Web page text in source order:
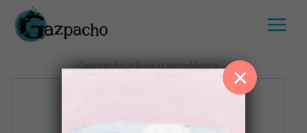
Salta
contenuto
Gazpacho> Buccia semplificare ×